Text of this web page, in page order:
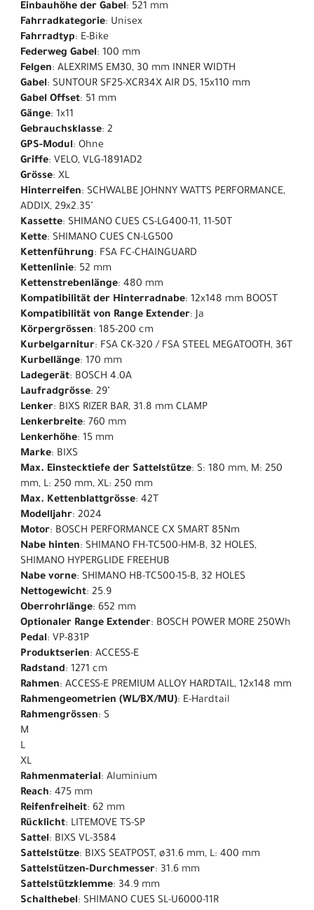
Einbauhöhe der Gabel: 521 mm
Fahrradkategorie: Unisex
Fahrradtyp: E-Bike
Federweg Gabel: 100 mm
Felgen: ALEXRIMS EM30, 30 mm INNER WIDTH
Gabel: SUNTOUR SF25-XCR34X AIR DS, 15x110 mm
Gabel Offset: 51 mm
Gänge: 1x11
Gebrauchsklasse: 2
GPS-Modul: Ohne
Griffe: VELO, VLG-1891AD2
Grösse: XL
Hinterreifen: SCHWALBE JOHNNY WATTS PERFORMANCE,
ADDIX, 29x2.35"
Kassette: SHIMANO CUES CS-LG400-11, 11-50T
Kette: SHIMANO CUES CN-LG500
Kettenführung: FSA FC-CHAINGUARD
Kettenlinie: 52 mm
Kettenstrebenlänge: 480 mm
Kompatibilität der Hinterradnabe: 12x148 mm BOOST
Kompatibilität von Range Extender: Ja
Körpergrössen: 185-200 cm
Kurbelgarnitur: FSA CK-320 / FSA STEEL MEGATOOTH, 36T
Kurbellänge: 170 mm
Ladegerät: BOSCH 4.0A
Laufradgrösse: 29"
Lenker: BIXS RIZER BAR, 31.8 mm CLAMP
Lenkerbreite: 760 mm
Lenkerhöhe: 15 mm
Marke: BIXS
Max. Einstecktiefe der Sattelstütze: S: 180 mm, M: 250
mm, L: 250 mm, XL: 250 mm
Max. Kettenblattgrösse: 42T
Modelljahr: 2024
Motor: BOSCH PERFORMANCE CX SMART 85Nm
Nabe hinten: SHIMANO FH-TC500-HM-B, 32 HOLES,
SHIMANO HYPERGLIDE FREEHUB
Nabe vorne: SHIMANO HB-TC500-15-B, 32 HOLES
Nettogewicht: 25.9
Oberrohrlänge: 652 mm
Optionaler Range Extender: BOSCH POWER MORE 250Wh
Pedal: VP-831P
Produktserien: ACCESS-E
Radstand: 1271 cm
Rahmen: ACCESS-E PREMIUM ALLOY HARDTAIL, 12x148 mm
Rahmengeometrien (WL/BX/MU): E-Hardtail
Rahmengrössen: S
M
L
XL
Rahmenmaterial: Aluminium
Reach: 475 mm
Reifenfreiheit: 62 mm
Rücklicht: LITEMOVE TS-SP
Sattel: BIXS VL-3584
Sattelstütze: BIXS SEATPOST, ø31.6 mm, L: 400 mm
Sattelstützen-Durchmesser: 31.6 mm
Sattelstützklemme: 34.9 mm
Schalthebel: SHIMANO CUES SL-U6000-11R